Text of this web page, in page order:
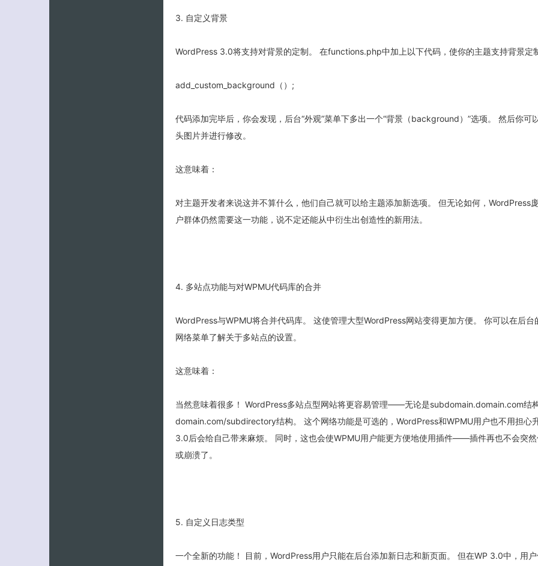
3. 自定义背景
WordPress 3.0将支持对背景的定制。 在functions.php中加上以下代码，使你的主题支持背景定
add_custom_background（）;
代码添加完毕后，你会发现，后台“外观”菜单下多出一个“背景（background）”选项。 然后你可
头图片并进行修改。
这意味着：
对主题开发者来说这并不算什么，他们自己就可以给主题添加新选项。 但无论如何，WordPress
户群体仍然需要这一功能，说不定还能从中衍生出创造性的新用法。
4. 多站点功能与对WPMU代码库的合并
WordPress与WPMU将合并代码库。 这使管理大型WordPress网站变得更加方便。 你可以在后台
网络菜单了解关于多站点的设置。
这意味着：
当然意味着很多！ WordPress多站点型网站将更容易管理——无论是subdomain.domain.com结
domain.com/subdirectory结构。 这个网络功能是可选的，WordPress和WPMU用户也不用担心
3.0后会给自己带来麻烦。 同时，这也会使WPMU用户能更方便地使用插件——插件再也不会突
或崩溃了。
5. 自定义日志类型
一个全新的功能！ 目前，WordPress用户只能在后台添加新日志和新页面。 但在WP 3.0中，用